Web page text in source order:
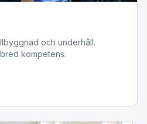
och underhåll.
kompetens.